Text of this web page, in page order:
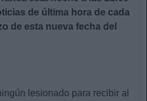
de última hora de cada
de esta nueva fecha del
lesionado para recibir al